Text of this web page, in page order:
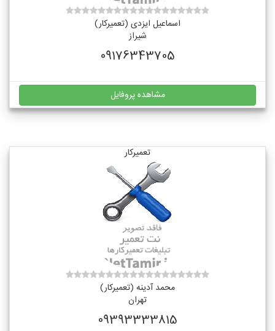
اسماعیل ایزدی (تعمیرکار)
شیراز
09176343705
مشاهده پروفایل
تعمیرکار
محمد آدینه (تعمیرکار)
تهران
09393333815